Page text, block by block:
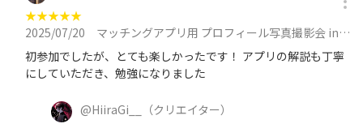
★★★★★
2025/07/20
マッチングアプリ用 プロフィール写真撮影会 in 池袋に参加
初参加でしたが、とても楽しかったです！ アプリの解説も丁寧
にしていただき、勉強になりました
@HiiraGi__
（クリエイター）